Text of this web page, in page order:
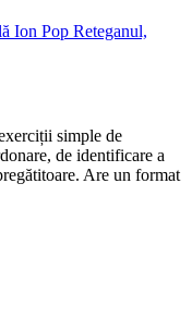
Ion Pop Reteganul,
simple de
de identificare a
Are un format